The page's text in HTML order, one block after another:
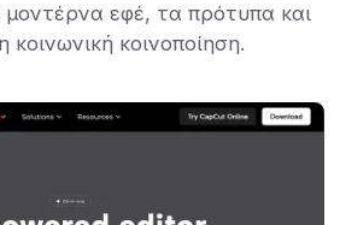
μοντέρνα εφέ, τα πρότυπα και
κοινωνική κοινοποίηση.